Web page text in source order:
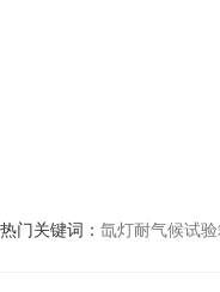
热门关键词： 氙灯耐气候试